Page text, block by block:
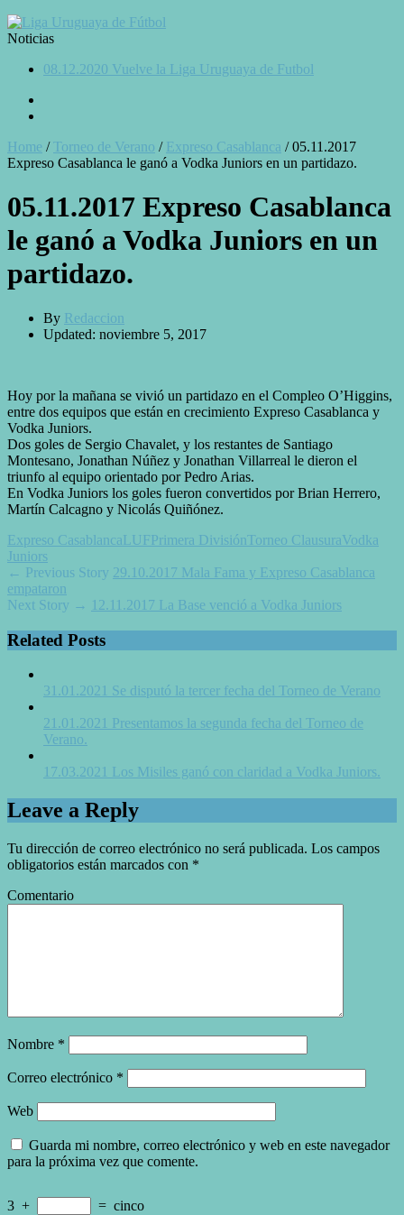
Noticias
08.12.2020 Vuelve la Liga Uruguaya de Futbol
Home /Torneo de Verano / Expreso Casablanca /05.11.2017
Expreso Casablanca le ganó a Vodka Juniors en un partidazo.
05.11.2017 Expreso Casablanca
le ganó a Vodka Juniors en un
partidazo.
By Redaccion
Updated: noviembre 5, 2017
Hoy por la mañana se vivió un partidazo en el Compleo O’Higgins,
entre dos equipos que están en crecimiento Expreso Casablanca y
Vodka Juniors.
Dos goles de Sergio Chavalet, y los restantes de Santiago
Montesano, Jonathan Núñez y Jonathan Villarreal le dieron el
triunfo al equipo orientado por Pedro Arias.
En Vodka Juniors los goles fueron convertidos por Brian Herrero,
Martín Calcagno y Nicolás Quiñónez.
Expreso CasablancaLUFPrimera DivisiónTorneo ClausuraVodka
Juniors
← Previous Story 29.10.2017 Mala Fama y Expreso Casablanca
empataron
Next Story →
12.11.2017 La Base venció a Vodka Juniors
Related Posts
31.01.2021 Se disputó la tercer fecha del Torneo de Verano
21.01.2021 Presentamos la segunda fecha del Torneo de
Verano.
17.03.2021 Los Misiles ganó con claridad a Vodka Juniors.
Leave a Reply
Tu dirección de correo electrónico no será publicada. Los campos
obligatorios están marcados con *
Comentario
Nombre *
Correo electrónico *
Web
Guarda mi nombre, correo electrónico y web en este navegador
para la próxima vez que comente.
3 + = cinco